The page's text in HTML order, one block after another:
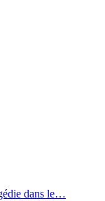
dans le…